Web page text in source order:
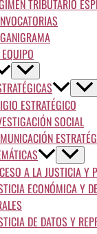
TRIBUTARIO
ESTRATÉGICO
SOCIAL
A LA JUSTICIA Y
ECONÓMICA Y
DE DATOS Y